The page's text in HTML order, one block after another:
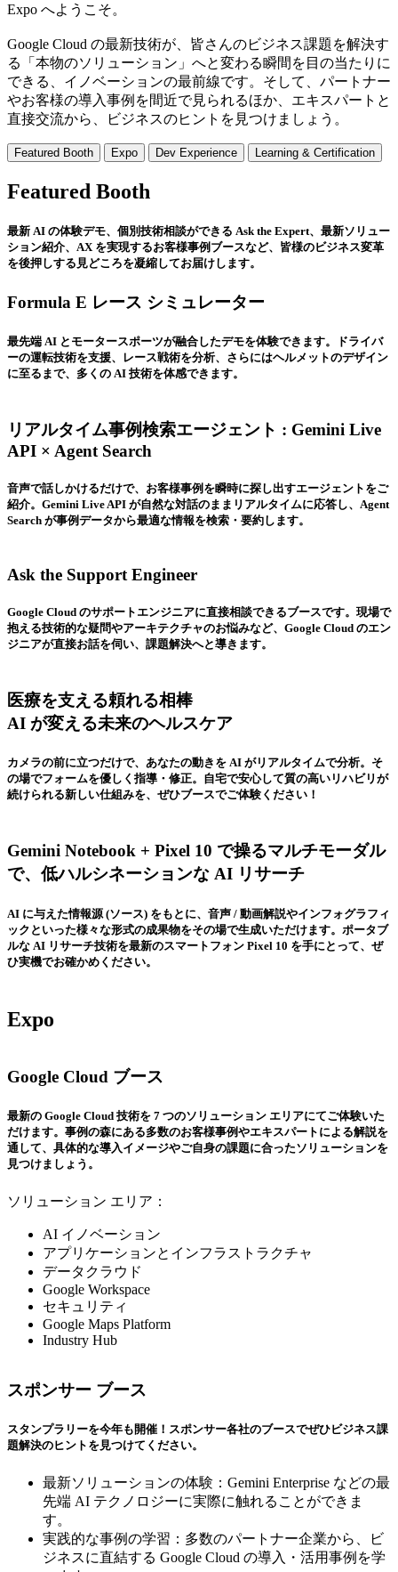
Expo へようこそ。
Google Cloud の最新技術が、皆さんのビジネス課題を解決す
る「本物のソリューション」へと変わる瞬間を目の当たりに
できる、イノベーションの最前線です。そして、パートナー
やお客様の導入事例を間近で見られるほか、エキスパートと
直接交流から、ビジネスのヒントを見つけましょう。
Featured Booth Expo Dev Experience Learning & Certification
Featured Booth
最新 AI の体験デモ、個別技術相談ができる Ask the Expert、最新ソリュー
ション紹介、AX を実現するお客様事例ブースなど、皆様のビジネス変革
を後押しする見どころを凝縮してお届けします。
Formula E レース シミュレーター
最先端 AI とモータースポーツが融合したデモを体験できます。ドライバ
ーの運転技術を支援、レース戦術を分析、さらにはヘルメットのデザイン
に至るまで、多くの AI 技術を体感できます。
リアルタイム事例検索エージェント : Gemini Live
API × Agent Search
音声で話しかけるだけで、お客様事例を瞬時に探し出すエージェントをご
紹介。Gemini Live API が自然な対話のままリアルタイムに応答し、Agent
Search が事例データから最適な情報を検索・要約します。
Ask the Support Engineer
Google Cloud のサポートエンジニアに直接相談できるブースです。現場で
抱える技術的な疑問やアーキテクチャのお悩みなど、Google Cloud のエン
ジニアが直接お話を伺い、課題解決へと導きます。
医療を支える頼れる相棒
AI が変える未来のヘルスケア
カメラの前に立つだけで、あなたの動きを AI がリアルタイムで分析。そ
の場でフォームを優しく指導・修正。自宅で安心して質の高いリハビリが
続けられる新しい仕組みを、ぜひブースでご体験ください！
Gemini Notebook + Pixel 10 で操るマルチモーダル
で、低ハルシネーションな AI リサーチ
AI に与えた情報源 (ソース) をもとに、音声 / 動画解説やインフォグラフィ
ックといった様々な形式の成果物をその場で生成いただけます。ポータブ
ルな AI リサーチ技術を最新のスマートフォン Pixel 10 を手にとって、ぜ
ひ実機でお確かめください。
Expo
Google Cloud ブース
最新の Google Cloud 技術を 7 つのソリューション エリアにてご体験いた
だけます。事例の森にある多数のお客様事例やエキスパートによる解説を
通して、具体的な導入イメージやご自身の課題に合ったソリューションを
見つけましょう。
ソリューション エリア：
AI イノベーション
アプリケーションとインフラストラクチャ
データクラウド
Google Workspace
セキュリティ
Google Maps Platform
Industry Hub
スポンサー ブース
スタンプラリーを今年も開催！スポンサー各社のブースでぜひビジネス課
題解決のヒントを見つけてください。
最新ソリューションの体験：Gemini Enterprise などの最
先端 AI テクノロジーに実際に触れることができま
す。
実践的な事例の学習：多数のパートナー企業から、ビ
ジネスに直結する Google Cloud の導入・活用事例を学